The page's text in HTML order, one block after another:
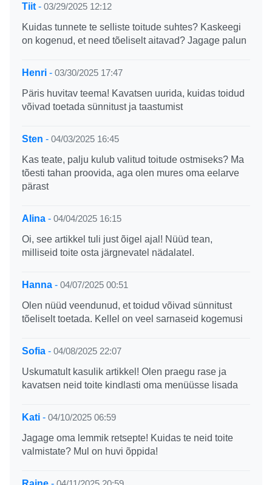
Tiit - 03/29/2025 12:12
Kuidas tunnete te selliste toitude suhtes? Kaskeegi
on kogenud, et need tõeliselt aitavad? Jagage palun
Henri - 03/30/2025 17:47
Päris huvitav teema! Kavatsen uurida, kuidas toidud
võivad toetada sünnitust ja taastumist
Sten - 04/03/2025 16:45
Kas teate, palju kulub valitud toitude ostmiseks? Ma
tõesti tahan proovida, aga olen mures oma eelarve
pärast
Alina - 04/04/2025 16:15
Oi, see artikkel tuli just õigel ajal! Nüüd tean,
milliseid toite osta järgnevatel nädalatel.
Hanna - 04/07/2025 00:51
Olen nüüd veendunud, et toidud võivad sünnitust
tõeliselt toetada. Kellel on veel sarnaseid kogemusi
Sofia - 04/08/2025 22:07
Uskumatult kasulik artikkel! Olen praegu rase ja
kavatsen neid toite kindlasti oma menüüsse lisada
Kati - 04/10/2025 06:59
Jagage oma lemmik retsepte! Kuidas te neid toite
valmistate? Mul on huvi õppida!